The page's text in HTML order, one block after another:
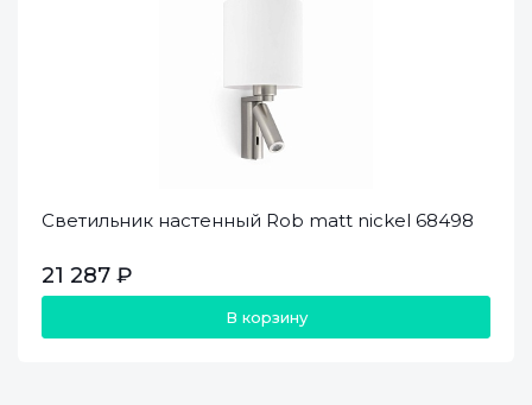
Светильник настенный Rob matt nickel 68498
21 287 ₽
В корзину